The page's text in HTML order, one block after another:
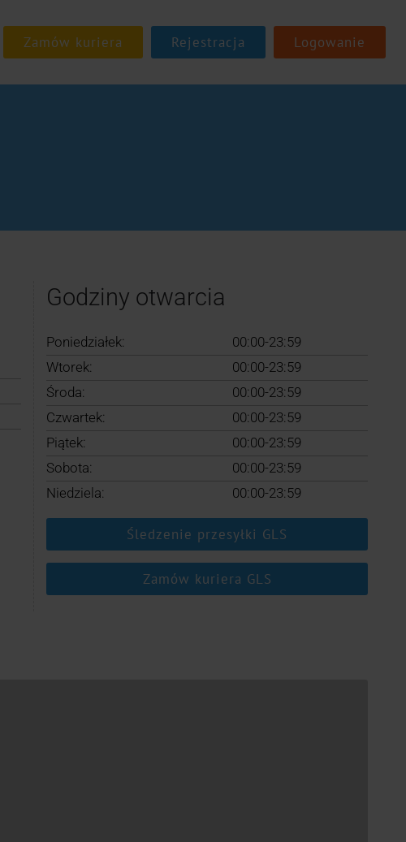
Rejestracja Logowanie
Godziny otwarcia
Poniedziałek:
00:00-23:59
Wtorek:
00:00-23:59
Środa:
00:00-23:59
Czwartek:
00:00-23:59
Piątek:
00:00-23:59
Sobota:
00:00-23:59
Niedziela:
00:00-23:59
Śledzenie przesyłki GLS
Zamów kuriera GLS